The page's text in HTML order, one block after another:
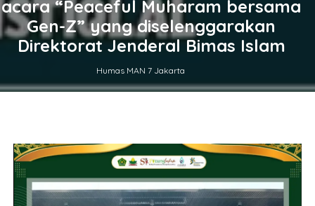
acara “Peaceful Muharam bersama
Gen-Z” yang diselenggarakan
Direktorat Jenderal Bimas Islam
Humas MAN 7 Jakarta